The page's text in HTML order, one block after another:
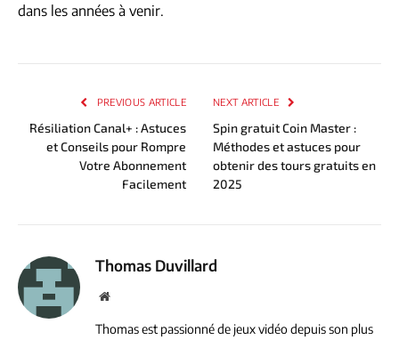
dans les années à venir.
PREVIOUS ARTICLE
Résiliation Canal+ : Astuces
et Conseils pour Rompre
Votre Abonnement
Facilement
NEXT ARTICLE
Spin gratuit Coin Master :
Méthodes et astuces pour
obtenir des tours gratuits en
2025
Thomas Duvillard
Website
Thomas est passionné de jeux vidéo depuis son plus